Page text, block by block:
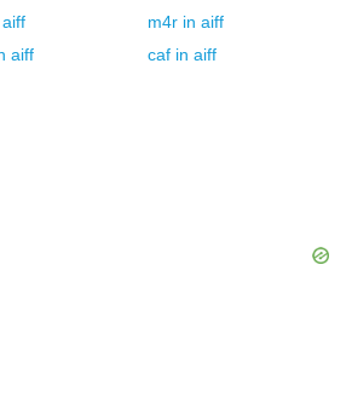
aiff m4r in aiff
aiff caf in aiff